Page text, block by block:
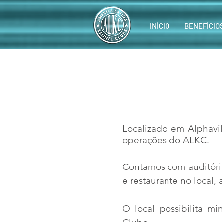
INÍCIO
Localizado em
operações do ALKC.
Contamos com
e restaurante no local,
O local possibilita